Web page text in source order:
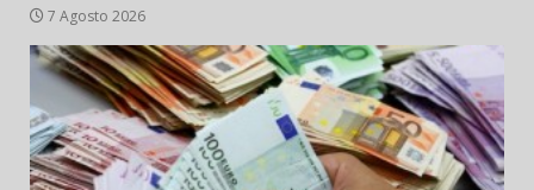
7 Agosto 2026